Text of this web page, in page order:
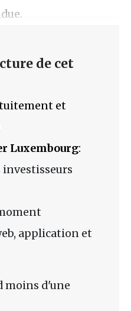
de cet
et
Luxembourg:
investisseurs
application et
moins d'une